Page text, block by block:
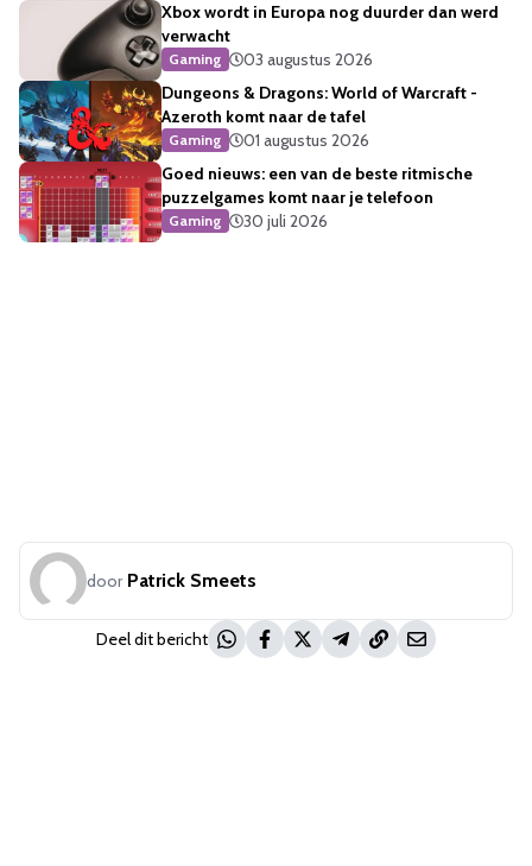
Xbox wordt in Europa nog duurder dan werd
verwacht
Gaming
03 augustus 2026
Dungeons & Dragons: World of Warcraft -
Azeroth komt naar de tafel
Gaming
01 augustus 2026
Goed nieuws: een van de beste ritmische
puzzelgames komt naar je telefoon
Gaming 30 juli 2026
door Patrick Smeets
Deel dit bericht